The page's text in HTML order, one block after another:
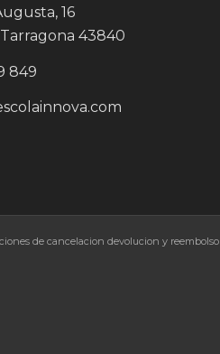
16
43840
849
de cancelacion devolucion y reembolso